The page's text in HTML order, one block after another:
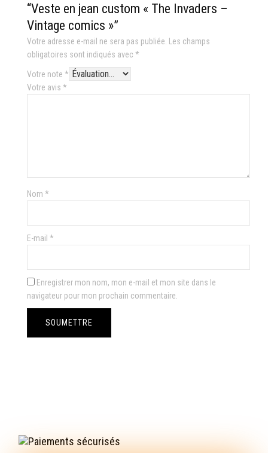
“Veste en jean custom « The Invaders –
Vintage comics »”
Votre adresse e-mail ne sera pas publiée.
Les champs
obligatoires sont indiqués avec *
Votre note *
Votre avis *
Nom *
E-mail *
Enregistrer mon nom, mon e-mail et mon site dans le
navigateur pour mon prochain commentaire.